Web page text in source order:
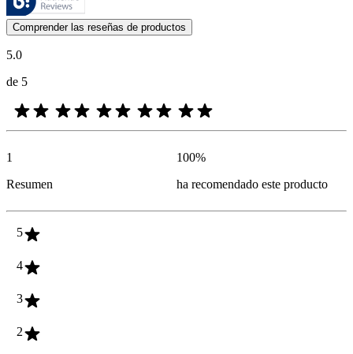
Las opiniones de los clientes en forma de reseñas de productos y
Comprender las reseñas de productos
5.0
de 5
1
Resumen
100%
ha recomendado este producto
5
4
3
2